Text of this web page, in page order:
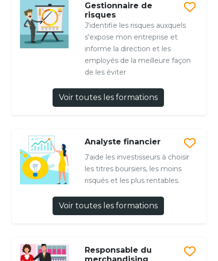
Gestionnaire de
risques
J'identifie les risques auxquels
s'expose mon entreprise et
informe la direction et les
employés de la meilleure façon
de les éviter
Voir toutes les formations
Analyste financier
J'aide les investisseurs à choisir
les titres boursiers, les moins
risqués et les plus rentables.
Voir toutes les formations
Responsable du
merchandising